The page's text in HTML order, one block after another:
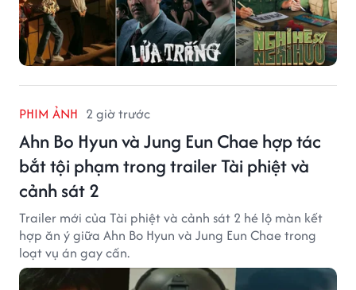
PHIM ẢNH 2 giờ trước
Ahn Bo Hyun và Jung Eun Chae hợp tác
bắt tội phạm trong trailer Tài phiệt và
cảnh sát 2
Trailer mới của Tài phiệt và cảnh sát 2 hé lộ màn kết
hợp ăn ý giữa Ahn Bo Hyun và Jung Eun Chae trong
loạt vụ án gay cấn.